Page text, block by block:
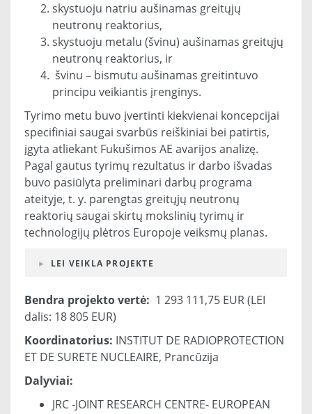
skystuoju natriu aušinamas greitųjų
neutronų reaktorius,
skystuoju metalu (švinu) aušinamas greitųjų
neutronų reaktorius, ir
švinu – bismutu aušinamas greitintuvo
principu veikiantis įrenginys.
Tyrimo metu buvo įvertinti kiekvienai koncepcijai
specifiniai saugai svarbūs reiškiniai bei patirtis,
įgyta atliekant Fukušimos AE avarijos analizę.
Pagal gautus tyrimų rezultatus ir darbo išvadas
buvo pasiūlyta preliminari darbų programa
ateityje, t. y. parengtas greitųjų neutronų
reaktorių saugai skirtų mokslinių tyrimų ir
technologijų plėtros Europoje veiksmų planas.
LEI VEIKLA PROJEKTE
Bendra projekto vertė: 1 293 111,75 EUR (LEI
dalis: 18 805 EUR)
Koordinatorius: INSTITUT DE RADIOPROTECTION
ET DE SURETE NUCLEAIRE, Prancūzija
Dalyviai:
JRC -JOINT RESEARCH CENTRE- EUROPEAN